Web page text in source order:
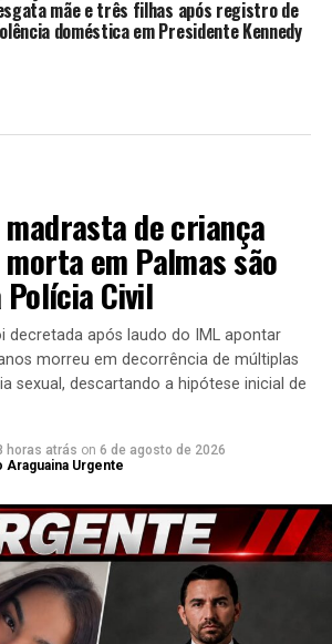
mãe e três filhas após registro de
doméstica em Presidente Kennedy
madrasta de criança
em Palmas são
Civil
decretada após laudo do IML apontar
morreu em decorrência de múltiplas
sexual, descartando a hipótese inicial de
horas atrás on 6 de agosto de 2026
Araguaina Urgente